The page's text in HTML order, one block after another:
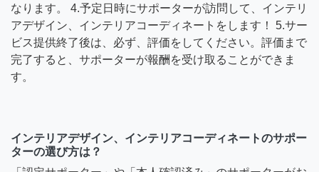
なります。 4.予定日時にサポーターが訪問して、インテリ
アデザイン、インテリアコーディネートをします！ 5.サー
ビス提供終了後は、必ず、評価をしてください。評価まで
完了すると、サポーターが報酬を受け取ることができま
す。
インテリアデザイン、インテリアコーディネートのサポー
ターの選び方は？